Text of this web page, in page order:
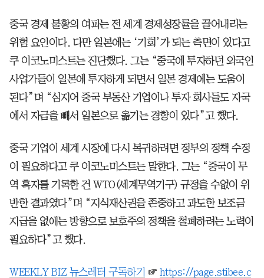
중국 경제 불황의 여파는 전 세계 경제성장률을 끌어내리는
위험 요인이다. 다만 일본에는 ‘기회’가 되는 측면이 있다고
쿠 이코노미스트는 진단했다. 그는 “중국에 투자하던 외국인
사업가들이 일본에 투자하게 되면서 일본 경제에는 도움이
된다”며 “심지어 중국 부동산 기업이나 투자 회사들도 자국
에서 자금을 빼서 일본으로 옮기는 경향이 있다”고 했다.
중국 기업이 세계 시장에 다시 복귀하려면 정부의 정책 수정
이 필요하다고 쿠 이코노미스트는 말한다. 그는 “중국이 무
역 흑자를 기록한 건 WTO(세계무역기구) 규정을 수없이 위
반한 결과였다”며 “지식재산권을 존중하고 과도한 보조금
지급을 없애는 방향으로 보호주의 정책을 철폐하려는 노력이
필요하다”고 했다.
WEEKLY BIZ 뉴스레터 구독하기 ☞ https://page.stibee.c